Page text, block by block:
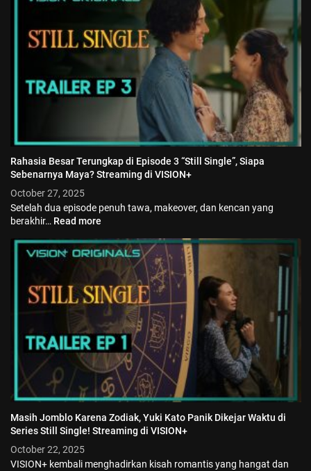
Rahasia Besar Terungkap di Episode 3 “Still Single”, Siapa
Sebenarnya Maya? Streaming di VISION+
October 27, 2025
Setelah dua episode penuh tawa, makeover, dan kencan yang
berakhir… Read more
Masih Jomblo Karena Zodiak, Yuki Kato Panik Dikejar Waktu di
Series Still Single! Streaming di VISION+
October 22, 2025
VISION+ kembali menghadirkan kisah romantis yang hangat dan